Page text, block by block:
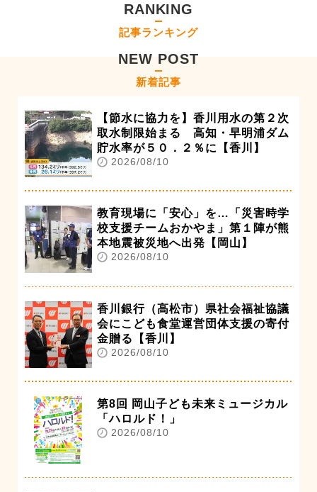
RANKING
記事ランキング
NEW POST
新着記事
【節水に協力を】香川用水の第２次
取水制限始まる 高知・早明浦ダム
貯水率が５０．２％に【香川】
2026/08/10
教育現場に「安心」を…「災害時学
校支援チームおかやま」第１陣が熊
本地震被災地へ出発【岡山】
2026/08/10
香川銀行（高松市）県社会福祉協議
会にこども食堂運営団体支援の寄付
金贈る【香川】
2026/08/10
第8回 岡山子ども未来ミュージカル
「ハロルド！」
2026/08/10